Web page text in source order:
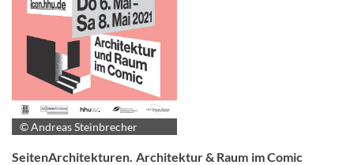
© Andreas Steinbrecher
SeitenArchitekturen. Architektur & Raum im Comic